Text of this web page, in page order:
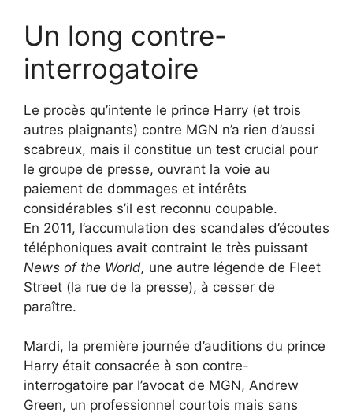
Un long contre-
interrogatoire
Le procès qu’intente le prince Harry (et trois
autres plaignants) contre MGN n’a rien d’aussi
scabreux, mais il constitue un test crucial pour
le groupe de presse, ouvrant la voie au
paiement de dommages et intérêts
considérables s’il est reconnu coupable.
En 2011, l’accumulation des scandales d’écoutes
téléphoniques avait contraint le très puissant
News of the World, une autre légende de Fleet
Street (la rue de la presse), à cesser de
paraître.
Mardi, la première journée d’auditions du prince
Harry était consacrée à son contre-
interrogatoire par l’avocat de MGN, Andrew
Green, un professionnel courtois mais sans